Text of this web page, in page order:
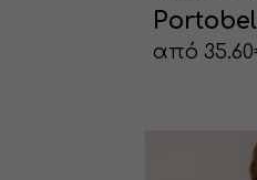
από